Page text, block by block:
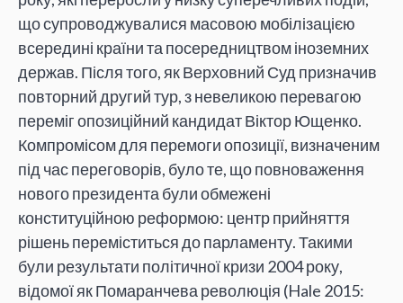
що супроводжувалися масовою мобілізацією
всередині країни та посередництвом іноземних
держав. Після того, як Верховний Суд призначив
повторний другий тур, з невеликою перевагою
переміг опозиційний кандидат Віктор Ющенко.
Компромісом для перемоги опозиції, визначеним
під час переговорів, було те, що повноваження
нового президента були обмежені
конституційною реформою: центр прийняття
рішень переміститься до парламенту. Такими
були результати політичної кризи 2004 року,
відомої як Помаранчева революція (Hale 2015: